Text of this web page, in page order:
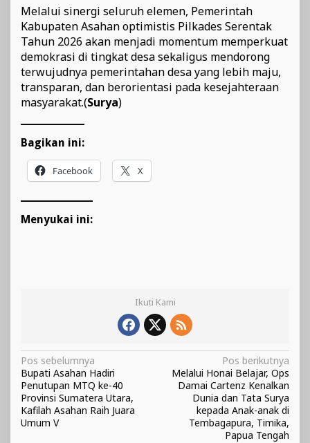
Melalui sinergi seluruh elemen, Pemerintah
Kabupaten Asahan optimistis Pilkades Serentak
Tahun 2026 akan menjadi momentum memperkuat
demokrasi di tingkat desa sekaligus mendorong
terwujudnya pemerintahan desa yang lebih maju,
transparan, dan berorientasi pada kesejahteraan
masyarakat.(Surya)
Bagikan ini:
Facebook X
Menyukai ini:
Ikuti Kami
Navigasi
pos
Pos sebelumnya
Bupati Asahan Hadiri
Penutupan MTQ ke-40
Provinsi Sumatera Utara,
Kafilah Asahan Raih Juara
Umum V
Pos berikutnya
Melalui Honai Belajar, Ops
Damai Cartenz Kenalkan
Dunia dan Tata Surya
kepada Anak-anak di
Tembagapura, Timika,
Papua Tengah